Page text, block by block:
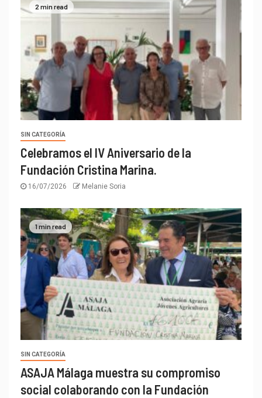
2 min read
SIN CATEGORÍA
Celebramos el IV Aniversario de la
Fundación Cristina Marina.
16/07/2026 Melanie Soria
1 min read
SIN CATEGORÍA
ASAJA Málaga muestra su compromiso
social colaborando con la Fundación